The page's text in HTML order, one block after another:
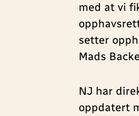
med at vi
setter
Mads
NJ har
oppdatert